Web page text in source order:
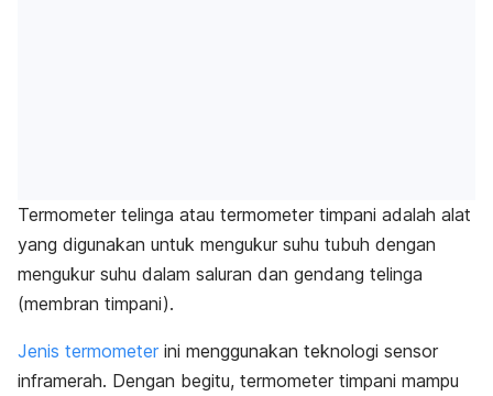
Termometer telinga atau termometer timpani adalah alat
yang digunakan untuk mengukur suhu tubuh dengan
mengukur suhu dalam saluran dan gendang telinga
(membran timpani).
Jenis termometer ini menggunakan teknologi sensor
inframerah. Dengan begitu, termometer timpani mampu